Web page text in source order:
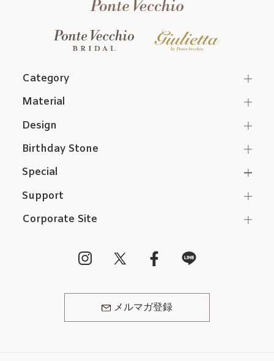
Category
Support
Corporate Site
メルマガ登録
Material
Design
Birthday Stone
Special